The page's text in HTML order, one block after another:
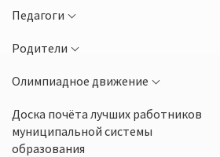
Педагоги
Родители
Олимпиадное движение
Доска почёта лучших работников
муниципальной системы
образования